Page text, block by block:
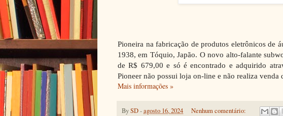
Pioneira na fabricação de produtos eletrônicos de
1938, em Tóquio, Japão. O novo alto-falante
de R$ 679,00 e só é encontrado e adquirido
Pioneer não possui loja on-line e não realiza
Mais informações »
BySD-agosto 16, 2024
Nenhum comentário: